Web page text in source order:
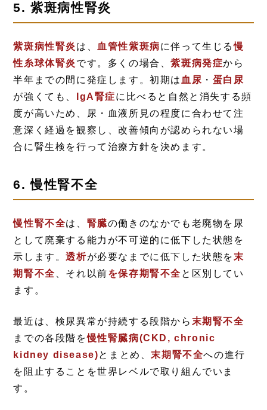
5. 紫斑病性腎炎
紫斑病性腎炎は、血管性紫斑病に伴って生じる慢
性糸球体腎炎です。多くの場合、紫斑病発症から
半年までの間に発症します。初期は血尿 ・ 蛋白尿
が強くても、
IgA腎症に比べると自然と消失する頻
度が高いため、尿・血液所見の程度に合わせて注
意深く経過を観察し、改善傾向が認められない場
合に腎生検を行って治療方針を決めます。
6. 慢性腎不全
慢性腎不全は、 腎臓の働きのなかでも老廃物を尿
として廃棄する能力が不可逆的に低下した状態を
示します。透析が必要なまでに低下した状態を末
期腎不全
、それ以前を保存期腎不全 と区別してい
ます。
最近は、検尿異常が持続する段階から 末期腎不全
までの各段階を慢性腎臓病(CKD, chronic
kidney disease)とまとめ、末期腎不全への進行
を阻止することを世界レベルで取り組んでいま
す。